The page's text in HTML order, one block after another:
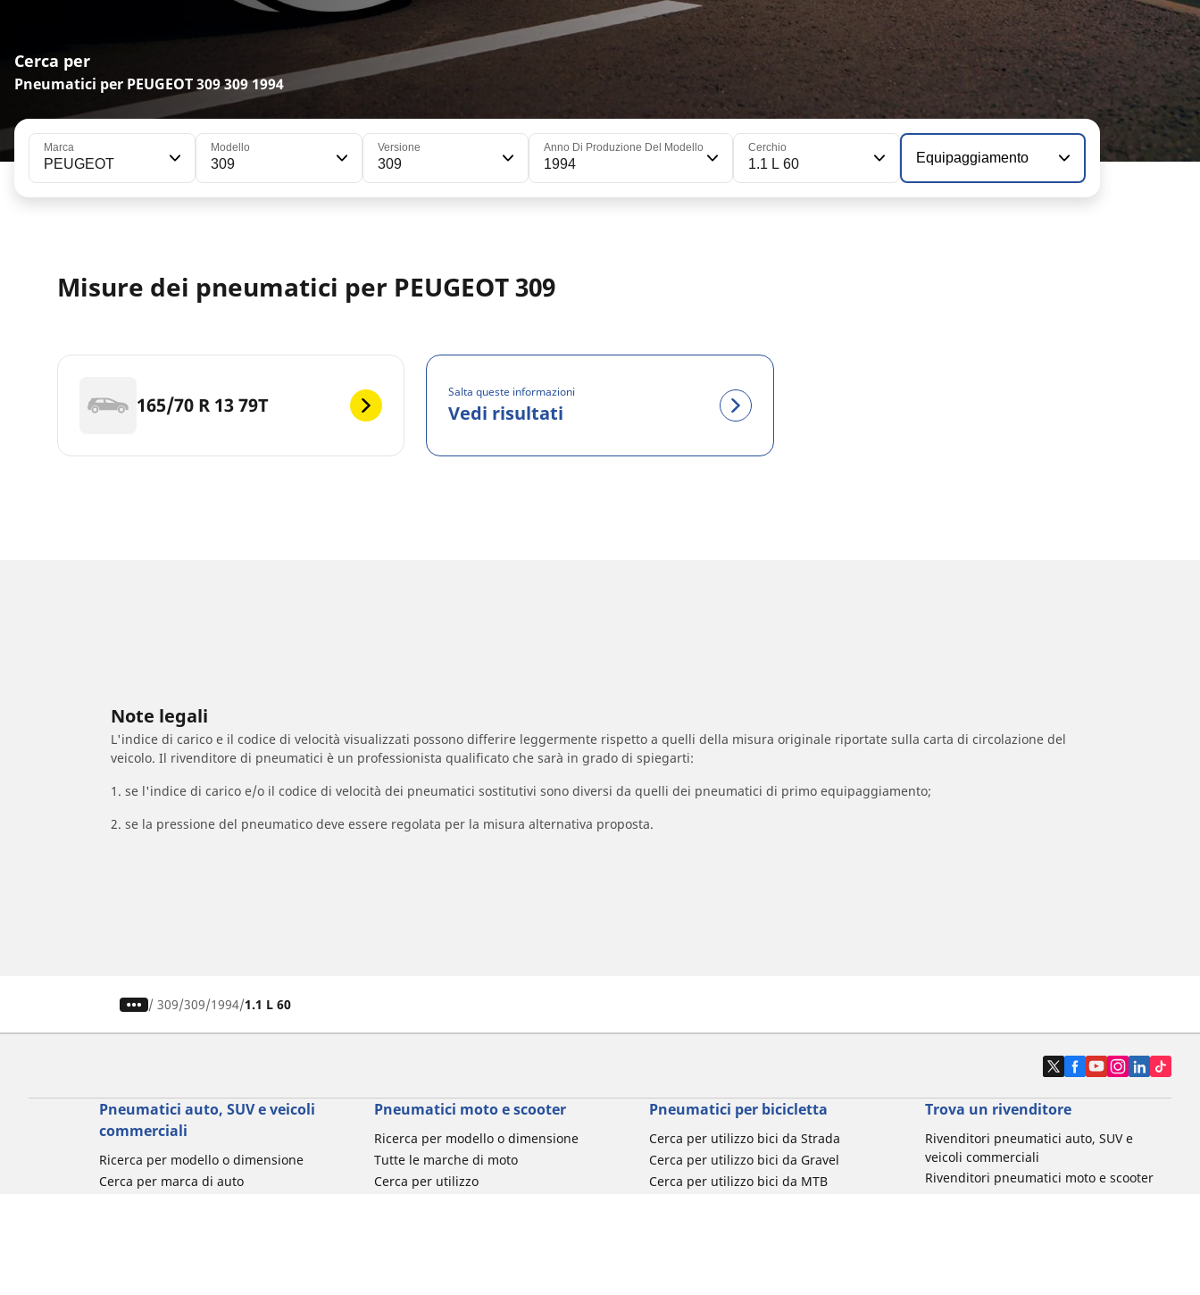
Cerca per
Pneumatici per PEUGEOT 309 309 1994
Marca
PEUGEOT
Modello
309
Versione
309
Anno Di Produzione Del Modello
1994
Cerchio
1.1 L 60 Equipaggiamento
Misure dei pneumatici per PEUGEOT 309
165/70 R 13 79T
Salta queste informazioni
Vedi risultati
Note legali
L'indice di carico e il codice di velocità visualizzati possono differire leggermente rispetto a quelli della misura originale riportate sulla carta di circolazione del
veicolo. Il rivenditore di pneumatici è un professionista qualificato che sarà in grado di spiegarti:
1. se l'indice di carico e/o il codice di velocità dei pneumatici sostitutivi sono diversi da quelli dei pneumatici di primo equipaggiamento;
2. se la pressione del pneumatico deve essere regolata per la misura alternativa proposta.
/ 309 309 1994 1.1 L 60
Pneumatici auto, SUV e veicoli
commerciali
Ricerca per modello o dimensione
Cerca per marca di auto
Pneumatici moto e scooter
Ricerca per modello o dimensione
Tutte le marche di moto
Cerca per utilizzo
Pneumatici per bicicletta
Cerca per utilizzo bici da Strada
Cerca per utilizzo bici da Gravel
Cerca per utilizzo bici da MTB
Trova un rivenditore
Rivenditori pneumatici auto, SUV e
veicoli commerciali
Rivenditori pneumatici moto e scooter